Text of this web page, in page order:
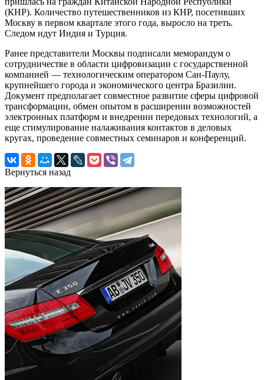
(КНР). Количество путешественников из КНР, посетивших
Москву в первом квартале этого года, выросло на треть.
Следом идут Индия и Турция.
Ранее представители Москвы подписали меморандум о
сотрудничестве в области цифровизации с государственной
компанией — технологическим оператором Сан-Паулу,
крупнейшего города и экономического центра Бразилии.
Документ предполагает совместное развитие сферы цифровой
трансформации, обмен опытом в расширении возможностей
электронных платформ и внедрении передовых технологий, а
еще стимулирование налаживания контактов в деловых
кругах, проведение совместных семинаров и конференций.
Вернуться назад